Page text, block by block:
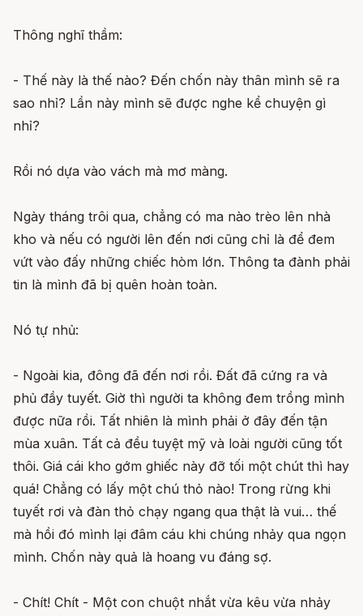
Thông nghĩ thầm:
- Thế này là thế nào? Đến chốn này thân mình sẽ ra
sao nhỉ? Lần này mình sẽ được nghe kể chuyện gì
nhỉ?
Rồi nó dựa vào vách mà mơ màng.
Ngày tháng trôi qua, chẳng có ma nào trèo lên nhà
kho và nếu có người lên đến nơi cũng chỉ là để đem
vứt vào đấy những chiếc hòm lớn. Thông ta đành phải
tin là mình đã bị quên hoàn toàn.
Nó tự nhủ:
- Ngoài kia, đông đã đến nơi rồi. Đất đã cứng ra và
phủ đầy tuyết. Giờ thì người ta không đem trồng mình
được nữa rồi. Tất nhiên là mình phải ở đây đến tận
mùa xuân. Tất cả đều tuyệt mỹ và loài người cũng tốt
thôi. Giá cái kho gớm ghiếc này đỡ tối một chút thì hay
quá! Chẳng có lấy một chú thỏ nào! Trong rừng khi
tuyết rơi và đàn thỏ chạy ngang qua thật là vui… thế
mà hồi đó mình lại đâm cáu khi chúng nhảy qua ngọn
mình. Chốn này quả là hoang vu đáng sợ.
- Chít! Chít - Một con chuột nhắt vừa kêu vừa nhảy